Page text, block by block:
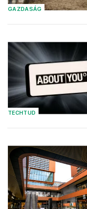
GAZDASÁG
TECHTUD